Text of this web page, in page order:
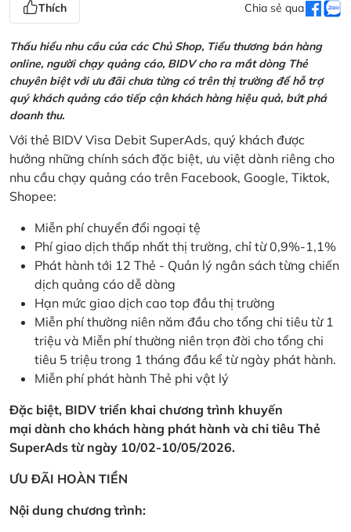
Thích Chia sẻ qua
Thấu hiểu nhu cầu của các Chủ Shop, Tiểu thương bán hàng
online, người chạy quảng cáo, BIDV cho ra mắt dòng Thẻ
chuyên biệt với ưu đãi chưa từng có trên thị trường để hỗ trợ
quý khách quảng cáo tiếp cận khách hàng hiệu quả, bứt phá
doanh thu.
Với thẻ BIDV Visa Debit SuperAds, quý khách được
hưởng những chính sách đặc biệt, ưu việt dành riêng cho
nhu cầu chạy quảng cáo trên Facebook, Google, Tiktok,
Shopee:
Miễn phí chuyển đổi ngoại tệ
Phí giao dịch thấp nhất thị trường, chỉ từ 0,9%-1,1%
Phát hành tới 12 Thẻ - Quản lý ngân sách từng chiến
dịch quảng cáo dễ dàng
Hạn mức giao dịch cao top đầu thị trường
Miễn phí thường niên năm đầu cho tổng chi tiêu từ 1
triệu và Miễn phí thường niên trọn đời cho tổng chi
tiêu 5 triệu trong 1 tháng đầu kể từ ngày phát hành.
Miễn phí phát hành Thẻ phi vật lý
Đặc biệt, BIDV triển khai chương trình khuyến
mại dành cho khách hàng phát hành và chi tiêu Thẻ
SuperAds từ ngày 10/02-10/05/2026.
ƯU ĐÃI HOÀN TIỀN
Nội dung chương trình: